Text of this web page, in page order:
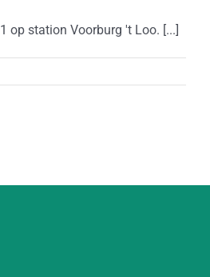
op station Voorburg 't Loo. [...]